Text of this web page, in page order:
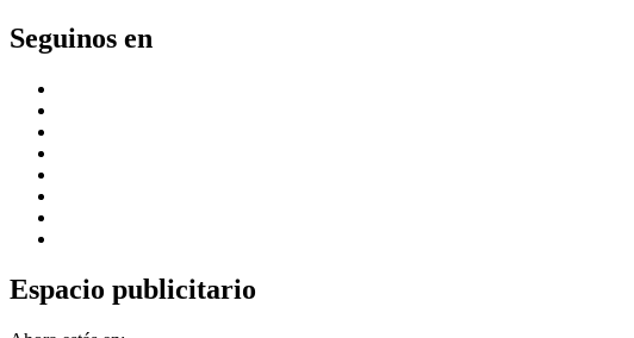
Seguinos en
Espacio publicitario